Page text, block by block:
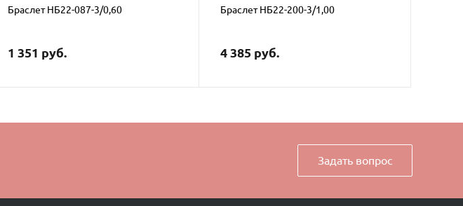
Браслет НБ22-087-3/0,60
1 351 руб.
Браслет НБ22-200-3/1,00
4 385 руб.
Задать вопрос